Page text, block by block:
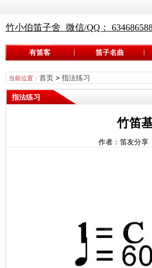
竹小伯笛子舍 微信/QQ：
有笛客 笛子名曲
当前位置： 首页> 指法练习
指法练习
竹笛
作者：笛友分